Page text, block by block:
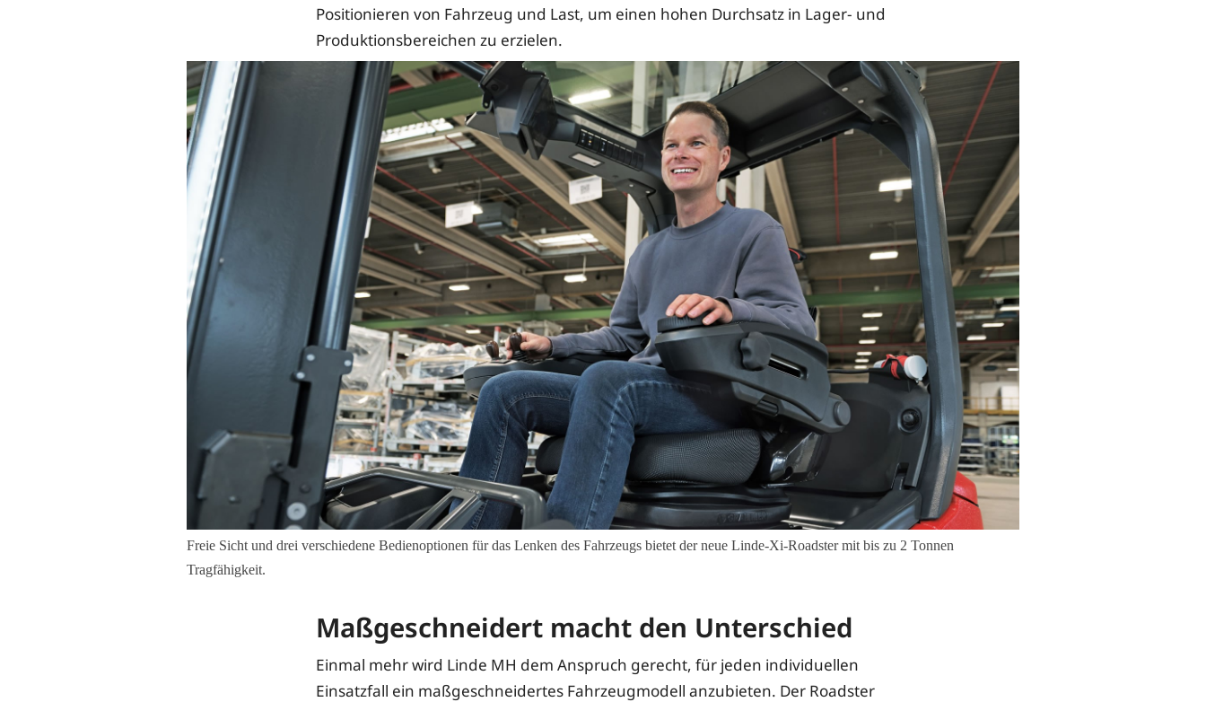
Positionieren von Fahrzeug und Last, um einen hohen Durchsatz in Lager- und
Produktionsbereichen zu erzielen.
Freie Sicht und drei verschiedene Bedienoptionen für das Lenken des Fahrzeugs bietet der neue Linde-Xi-Roadster mit bis zu 2 Tonnen
Tragfähigkeit.
Maßgeschneidert macht den Unterschied
Einmal mehr wird Linde MH dem Anspruch gerecht, für jeden individuellen
Einsatzfall ein maßgeschneidertes Fahrzeugmodell anzubieten. Der Roadster